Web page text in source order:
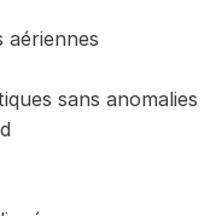
sans anomalies